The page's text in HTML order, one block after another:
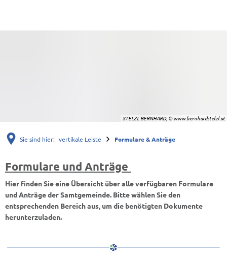
STELZL BERNHARD, © www.bernhardstelzl.at
Sie sind hier: vertikale Leiste Formulare & Anträge
Formulare
&
Anträge
Formulare und Anträge
Hier finden Sie eine Übersicht über alle verfügbaren Formulare
und Anträge der Samtgemeinde. Bitte wählen Sie den
entsprechenden Bereich aus, um die benötigten Dokumente
herunterzuladen.